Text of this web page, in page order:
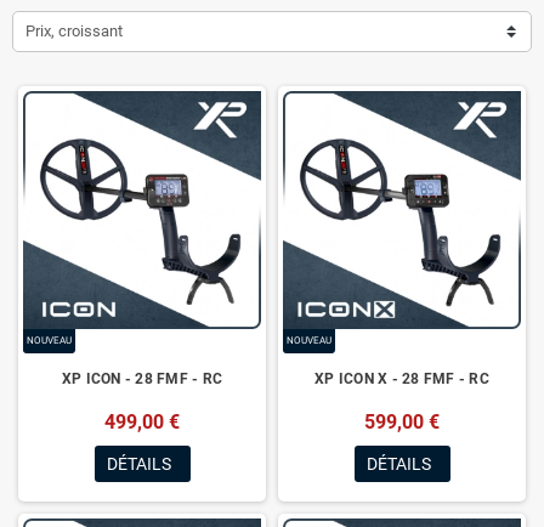
Prix, croissant
NOUVEAU
XP ICON - 28 FMF - RC
499,00 €
DÉTAILS
NOUVEAU
XP ICON X - 28 FMF - RC
599,00 €
DÉTAILS